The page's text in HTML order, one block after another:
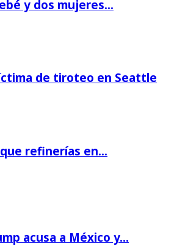
y dos mujeres…
de tiroteo en Seattle
refinerías en…
acusa a México y…